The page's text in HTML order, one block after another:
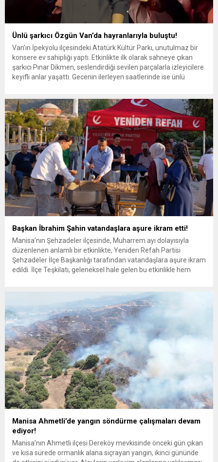
Ünlü şarkıcı Özgün Van’da hayranlarıyla buluştu!
Van’ın İpekyolu ilçesindeki Atatürk Kültür Parkı, unutulmaz bir
konsere ev sahipliği yaptı. Etkinlikte ilk olarak sahneye çıkan
şarkıcı Pınar Dikmen, seslendirdiği sevilen parçalarla izleyicilere
keyifli anlar yaşattı. Gecenin ilerleyen saatlerinde ise ünlü
konsere renk kattı....
Başkan İbrahim Şahin vatandaşlara aşure ikram etti!
Manisa’nın Şehzadeler ilçesinde, Muharrem ayı dolayısıyla
düzenlenen anlamlı bir etkinlikte, Yeniden Refah Partisi
Şehzadeler İlçe Başkanlığı tarafından vatandaşlara aşure ikram
edildi. İlçe Teşkilatı, geleneksel hale gelen bu etkinlikle hem
Refah Partisi Şehzadeler İlçe Başkanı İbrahim Şahin’in yanı...
Manisa Ahmetli’de yangın söndürme çalışmaları devam
ediyor!
Manisa’nın Ahmetli ilçesi Dereköy mevkisinde önceki gün çıkan
ve kısa sürede ormanlık alana sıçrayan yangın, ikinci gününde